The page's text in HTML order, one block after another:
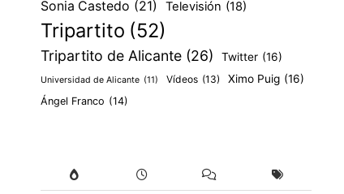
Sonia Castedo (21) Televisión (18)
Tripartito (52)
Tripartito de Alicante (26) Twitter (16)
Universidad de Alicante (11) Vídeos (13) Ximo Puig (16)
Ángel Franco (14)